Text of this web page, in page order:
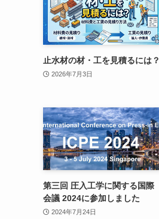
止水材の材・工を見積るには？
2026年7月3日
第三回 圧入工学に関する国際
会議 2024に参加しました
2024年7月24日